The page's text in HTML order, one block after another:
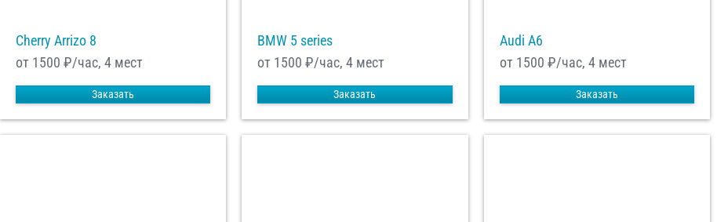
Cherry Arrizo 8
от 1500 ₽/час, 4 мест
Заказать
BMW 5 series
от 1500 ₽/час, 4 мест
Заказать
Audi A6
от 1500 ₽/час, 4 мест
Заказать